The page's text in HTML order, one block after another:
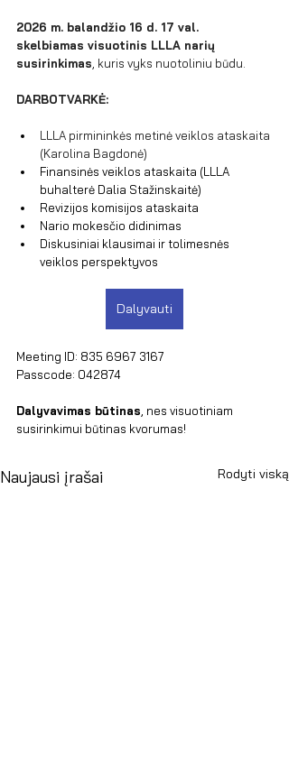
2026 m. balandžio 16 d. 17 val.
skelbiamas visuotinis LLLA narių
susirinkimas, kuris vyks nuotoliniu būdu.
DARBOTVARKĖ:
LLLA pirmininkės metinė veiklos ataskaita
(Karolina Bagdonė)
Finansinės veiklos ataskaita (LLLA
buhalterė Dalia Stažinskaitė)
Revizijos komisijos ataskaita
Nario mokesčio didinimas
Diskusiniai klausimai ir tolimesnės
veiklos perspektyvos
Dalyvauti
Meeting ID: 835 6967 3167
Passcode: 042874
Dalyvavimas būtinas, nes visuotiniam
susirinkimui būtinas kvorumas!
Naujausi įrašai Rodyti viską